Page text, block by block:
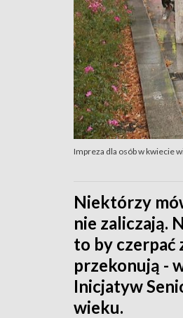
Impreza dla osób w kwiecie
Niektórzy
nie zaliczają.
to by czerpać
przekonują -
Inicjatyw
wieku.